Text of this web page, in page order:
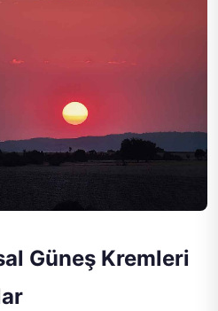
Güneş Kremleri